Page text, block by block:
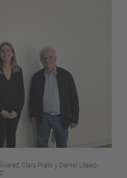
Clara Prats y Daniel López-